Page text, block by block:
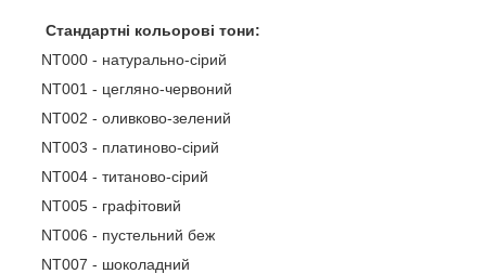
Стандартні кольорові тони:
NT000 - натурально-сірий
NT001 - цегляно-червоний
NT002 - оливково-зелений
NT003 - платиново-сірий
NT004 - титаново-сірий
NT005 - графітовий
NТ006 - пустельний беж
NT007 - шоколадний